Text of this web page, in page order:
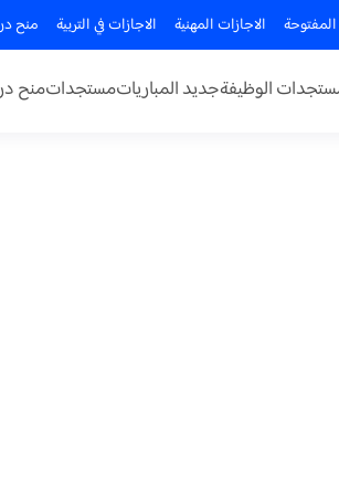
الاجازات المهنية الاجازات في التربية منح
الوظيفةجديد المبارياتمستجداتمنح